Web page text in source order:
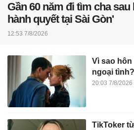
Gần 60 năm đi tìm cha
hành quyết tại Sài Gòn'
12:53 7/8/2026
Vì sao
ngoại tình?
20:03 7/8/2026
TikToker